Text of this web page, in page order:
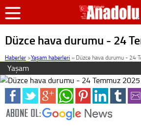
Düzce hava durumu - 24
Haberler >Yaşam haberleri » Düzce hava durumu - 24
Yaşam